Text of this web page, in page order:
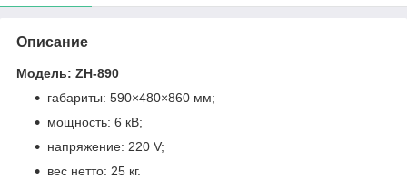
Описание
Модель: ZH-890
габариты: 590×480×860 мм;
мощность: 6 кВ;
напряжение: 220 V;
вес нетто: 25 кг.